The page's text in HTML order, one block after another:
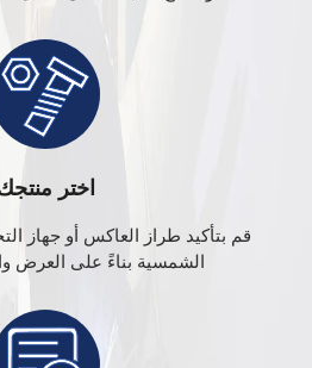
اختر
قم بتأكيد طراز العاكس أو جهاز
الشمسية بناءً على العرض